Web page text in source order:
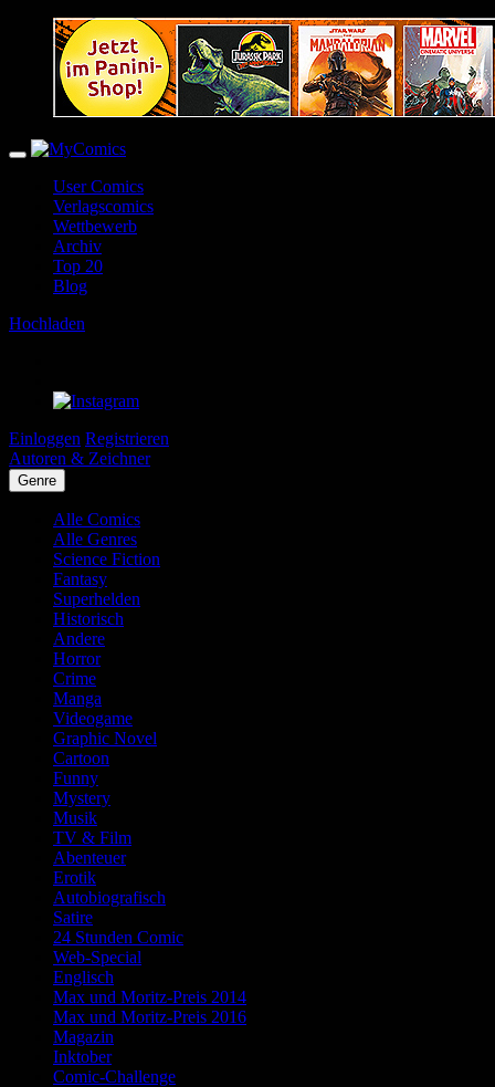
User Comics
Verlagscomics
Wettbewerb
Archiv
Top 20
Blog
Hochladen
Einloggen Registrieren
Autoren & Zeichner
Genre
Alle Comics
Alle Genres
Science Fiction
Fantasy
Superhelden
Historisch
Andere
Horror
Crime
Manga
Videogame
Graphic Novel
Cartoon
Funny
Mystery
Musik
TV & Film
Abenteuer
Erotik
Autobiografisch
Satire
24 Stunden Comic
Web-Special
Englisch
Max und Moritz-Preis 2014
Max und Moritz-Preis 2016
Magazin
Inktober
Comic-Challenge